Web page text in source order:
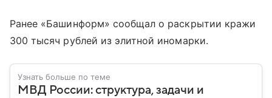
Ранее «Башинформ» сообщал о раскрытии кражи
300 тысяч рублей из элитной иномарки.
Узнать больше по теме
МВД России: структура, задачи и